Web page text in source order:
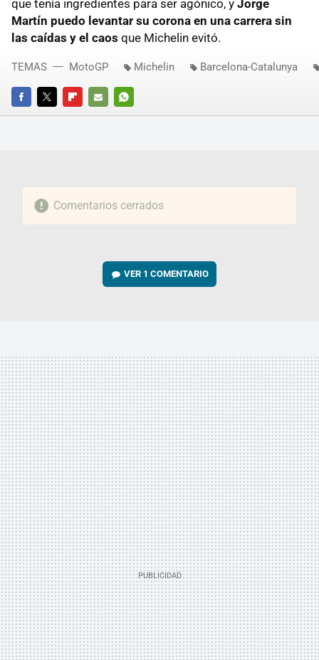
que tenía ingredientes para ser agónico, y Jorge
Martín puedo levantar su corona en una carrera sin
las caídas y el caos que Michelin evitó.
FACEBOOKTWITTERFLIPBOARD
E-
WHATSAPP
TEMAS MotoGP Michelin Barcelona-Catalunya
Comentarios cerrados
VER 1 COMENTARIO